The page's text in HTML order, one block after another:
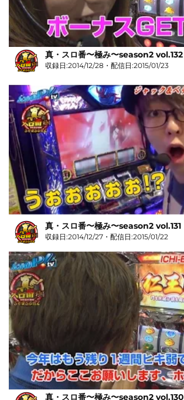
真・スロ番〜極み〜season2 vol.132
収録日:2014/12/28・配信日:2015/01/23
真・スロ番〜極み〜season2 vol.131
収録日:2014/12/27・配信日:2015/01/22
真・スロ番〜極み〜season2 vol.130